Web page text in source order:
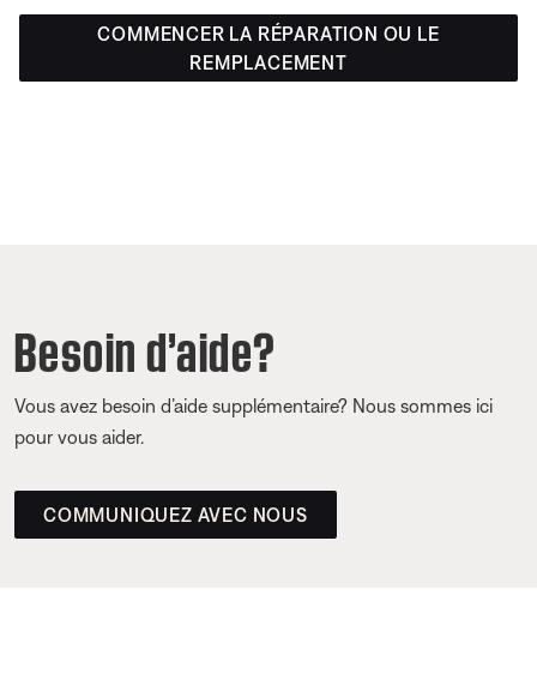
COMMENCER LA RÉPARATION OU LE
REMPLACEMENT
Besoin d’aide?
Vous avez besoin d’aide supplémentaire? Nous sommes ici
pour vous aider.
COMMUNIQUEZ AVEC NOUS